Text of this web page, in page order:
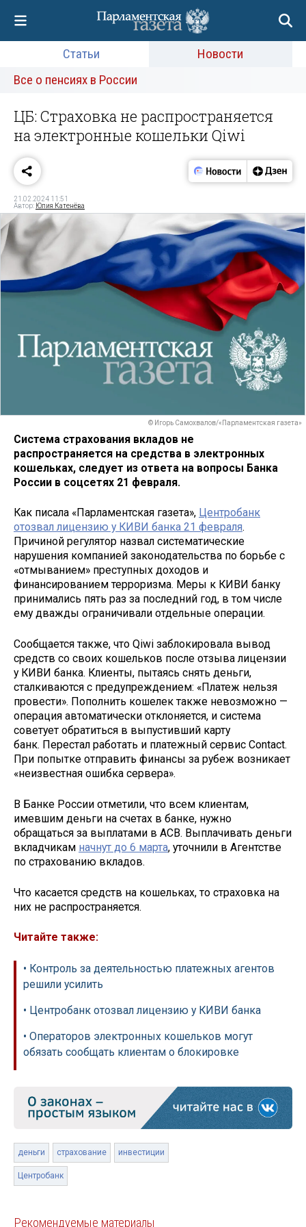
Статьи
Новости
Все о пенсиях в России
ЦБ: Страховка не распространяется
на электронные кошельки Qiwi
21.02.2024 11:51
Автор: Юлия Катенёва
© Игорь Самохвалов/«Парламентская газета»
Система страхования вкладов не
распространяется на средства в электронных
кошельках, следует из ответа на вопросы Банка
России в соцсетях 21 февраля.
Как писала «Парламентская газета», Центробанк
отозвал лицензию у КИВИ банка 21 февраля.
Причиной регулятор назвал систематические
нарушения компанией законодательства по борьбе с
«отмыванием» преступных доходов и
финансированием терроризма. Меры к КИВИ банку
принимались пять раз за последний год, в том числе
ему дважды ограничивали отдельные операции.
Сообщается также, что Qiwi заблокировала вывод
средств со своих кошельков после отзыва лицензии
у КИВИ банка. Клиенты, пытаясь снять деньги,
сталкиваются с предупреждением: «Платеж нельзя
провести». Пополнить кошелек также невозможно —
операция автоматически отклоняется, и система
советует обратиться в выпустивший карту
банк. Перестал работать и платежный сервис Contact.
При попытке отправить финансы за рубеж возникает
«неизвестная ошибка сервера».
В Банке России отметили, что всем клиентам,
имевшим деньги на счетах в банке, нужно
обращаться за выплатами в АСВ. Выплачивать деньги
вкладчикам начнут до 6 марта, уточнили в Агентстве
по страхованию вкладов.
Что касается средств на кошельках, то страховка на
них не распространяется.
Читайте также:
• Контроль за деятельностью платежных агентов
решили усилить
• Центробанк отозвал лицензию у КИВИ банка
• Операторов электронных кошельков могут
обязать сообщать клиентам о блокировке
деньги страхование инвестиции
Центробанк
Рекомендуемые материалы